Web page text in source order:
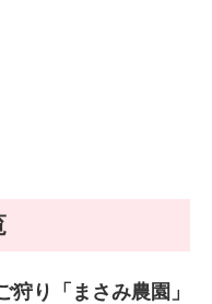
狩り「まさみ農園」